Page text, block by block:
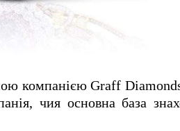
компанією Graff
чия основна база